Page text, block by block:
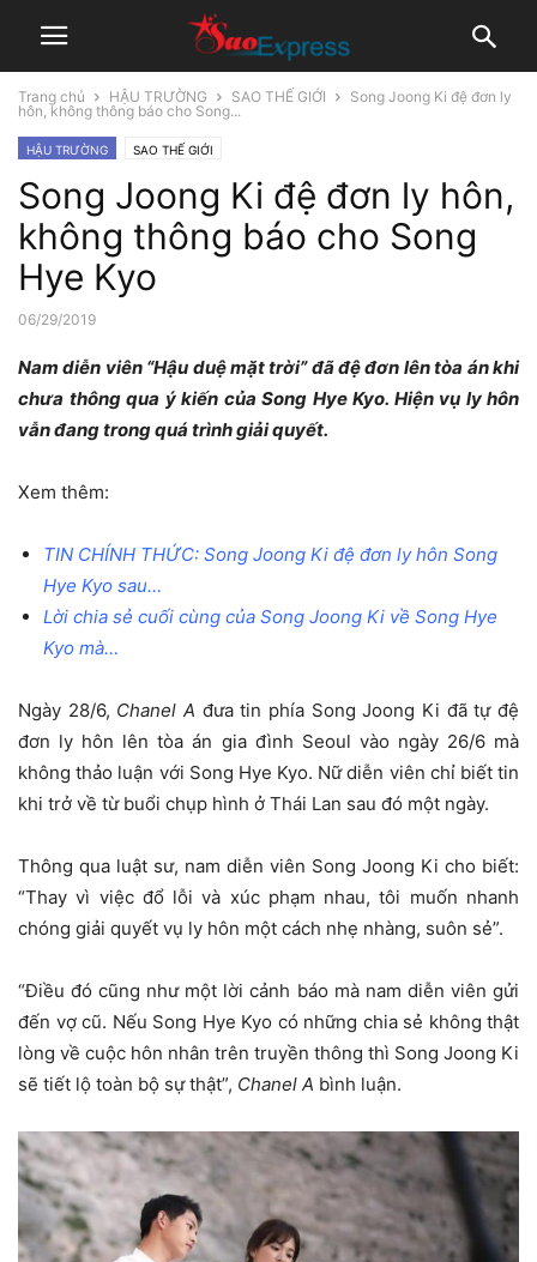
Trang chủ HẬU TRƯỜNG SAO THẾ GIỚI
Song Joong Ki đệ đơn ly
hôn, không thông báo cho Song...
HẬU TRƯỜNG SAO THẾ GIỚI
Song Joong Ki đệ đơn ly hôn,
không thông báo cho Song
Hye Kyo
06/29/2019
Nam diễn viên “Hậu duệ mặt trời” đã đệ đơn lên tòa án khi
chưa thông qua ý kiến của Song Hye Kyo. Hiện vụ ly hôn
vẫn đang trong quá trình giải quyết.
Xem thêm:
TIN CHÍNH THỨC: Song Joong Ki đệ đơn ly hôn Song
Hye Kyo sau…
Lời chia sẻ cuối cùng của Song Joong Ki về Song Hye
Kyo mà…
Ngày 28/6, Chanel A đưa tin phía Song Joong Ki đã tự đệ
đơn ly hôn lên tòa án gia đình Seoul vào ngày 26/6 mà
không thảo luận với Song Hye Kyo. Nữ diễn viên chỉ biết tin
khi trở về từ buổi chụp hình ở Thái Lan sau đó một ngày.
Thông qua luật sư, nam diễn viên Song Joong Ki cho biết:
“Thay vì việc đổ lỗi và xúc phạm nhau, tôi muốn nhanh
chóng giải quyết vụ ly hôn một cách nhẹ nhàng, suôn sẻ”.
“Điều đó cũng như một lời cảnh báo mà nam diễn viên gửi
đến vợ cũ. Nếu Song Hye Kyo có những chia sẻ không thật
lòng về cuộc hôn nhân trên truyền thông thì Song Joong Ki
sẽ tiết lộ toàn bộ sự thật”, Chanel A bình luận.